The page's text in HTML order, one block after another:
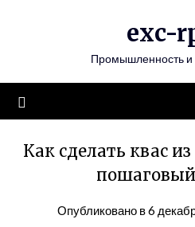
exc-
Промышленность и
Как сделать квас из
Опубликовано в6